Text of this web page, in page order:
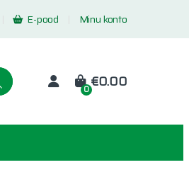
E-pood Minu konto
0€0.00